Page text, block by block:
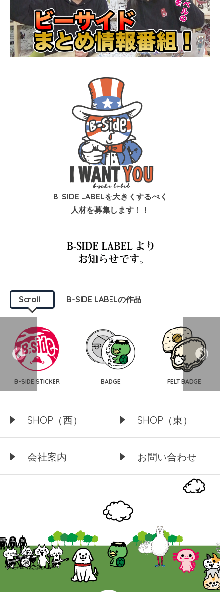
B-SIDE LABELを大きくするべく
人材を募集します！！
Scroll B-SIDE LABELの作品
B-SIDE STICKER BADGE FELT BADGE
SHOP（西） SHOP（東）
会社案内 お問い合わせ